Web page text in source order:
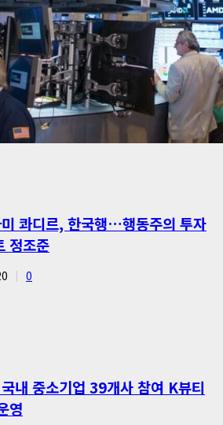
미 콰디르, 한국행…행동주의 투자
정조준
0
내 중소기업 39개사 참여 K뷰티
영